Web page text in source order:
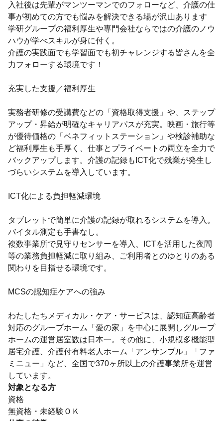
入社後は先輩がマンツーマンでのフォローなど、介護の仕
事が初めての方でも悩みを解決できる場が沢山あります
学研グループの福利厚生や専門会社ならではの介護のノウ
ハウが学べスキルが身に付く。
介護の実践面でも学習面でも初チャレンジする皆さんを全
力フォローする環境です！
充実した支援／福利厚生
実務者研修の受講費などの「資格取得支援」や、ステップ
アップ・昇給が明確なキャリアパスが充実。映画・旅行等
が優待価格の「ベネフィットステーション」や検診補助な
ど福利厚生も手厚く、仕事とプライベートの両立を全力で
バックアップします。介護の記録もICT化で残業が発生し
づらいシステムを導入しています。
ICT化による負担軽減環境
タブレットで簡単に介護の記録が取れるシステムを導入。
バイタル測定も手書なし。
複数事業所で見守りセンサーを導入、ICTを活用した夜間
等の業務負担軽減に取り組み、ご利用者とのゆとりのある
関わりを目指せる環境です。
MCSの認知症ケアへの強み
わたしたちメディカル・ケア・サービスは、認知症⾼齢者
対応のグループホーム「愛の家」を中心に展開しグループ
ホームの運営居室数は日本一。その他に、小規模多機能型
居宅介護、介護付有料老人ホーム「アンサンブル」「ファ
ミニュー」など、全国で370ヶ所以上の介護事業所を運営
しています。
対象となる方
資格
無資格・未経験ＯＫ